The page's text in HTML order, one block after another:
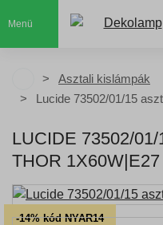
Menü
Asztali kislámpák
Lucide 73502/01/15
LUCIDE 73502/
THOR 1X60W|E27
-14% kód NYAR14